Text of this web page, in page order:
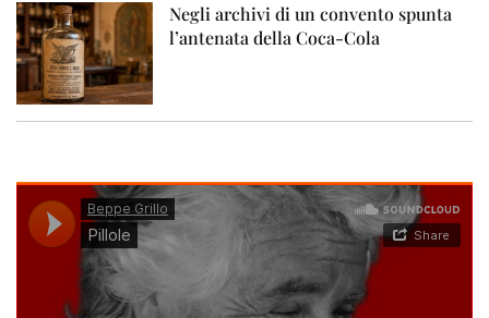
Negli archivi di un convento spunta
l’antenata della Coca-Cola